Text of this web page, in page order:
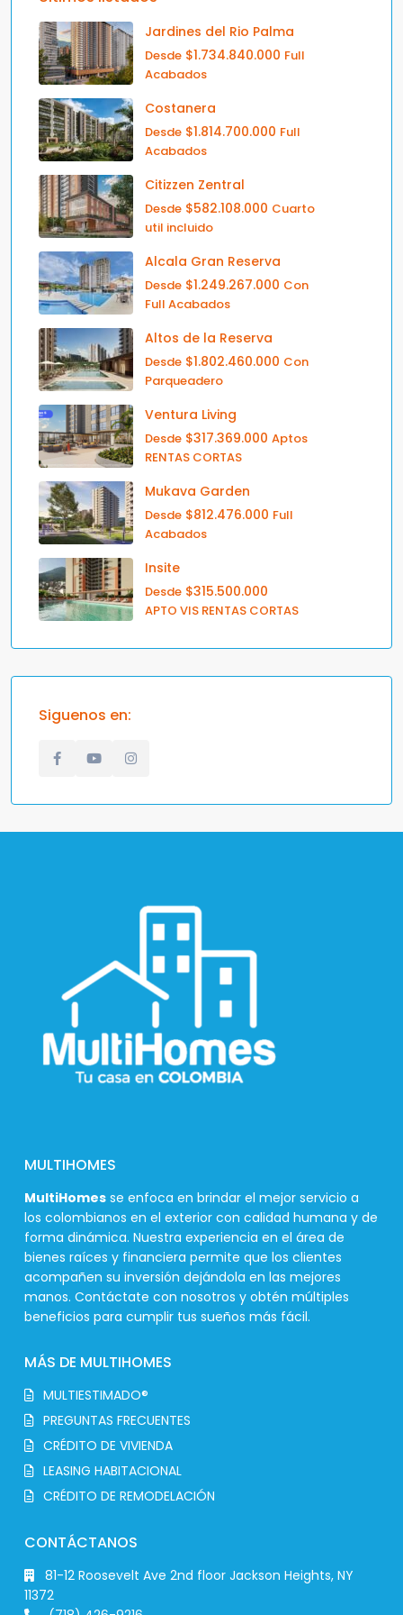
Jardines del Rio Palma
Desde $1.734.840.000 Full
Acabados
Costanera
Desde $1.814.700.000 Full
Acabados
Citizzen Zentral
Desde $582.108.000 Cuarto
util incluido
Alcala Gran Reserva
Desde $1.249.267.000 Con
Full Acabados
Altos de la Reserva
Desde $1.802.460.000 Con
Parqueadero
Ventura Living
Desde $317.369.000 Aptos
RENTAS CORTAS
Mukava Garden
Desde $812.476.000 Full
Acabados
Insite
Desde $315.500.000
APTO VIS RENTAS CORTAS
Siguenos en:
MULTIHOMES
MultiHomes se enfoca en brindar el mejor servicio a
los colombianos en el exterior con calidad humana y de
forma dinámica. Nuestra experiencia en el área de
bienes raíces y financiera permite que los clientes
acompañen su inversión dejándola en las mejores
manos. Contáctate con nosotros y obtén múltiples
beneficios para cumplir tus sueños más fácil.
MÁS DE MULTIHOMES
MULTIESTIMADO®
PREGUNTAS FRECUENTES
CRÉDITO DE VIVIENDA
LEASING HABITACIONAL
CRÉDITO DE REMODELACIÓN
CONTÁCTANOS
81-12 Roosevelt Ave 2nd floor Jackson Heights, NY
11372